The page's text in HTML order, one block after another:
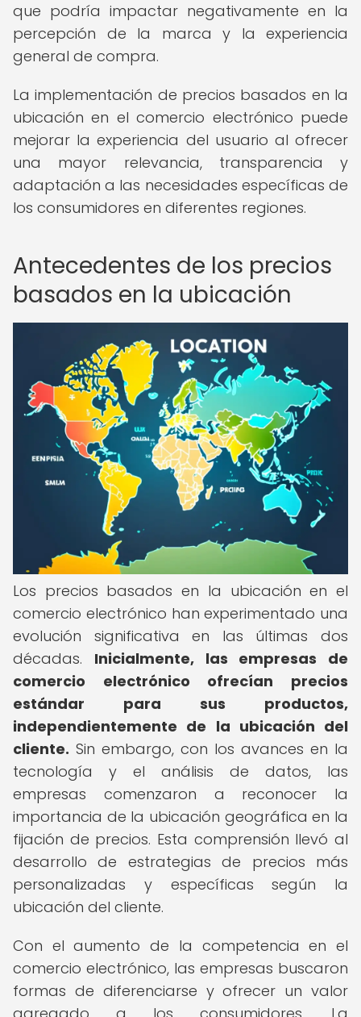
que podría impactar negativamente en la
percepción de la marca y la experiencia
general de compra.
La implementación de precios basados en la
ubicación en el comercio electrónico puede
mejorar la experiencia del usuario al ofrecer
una mayor relevancia, transparencia y
adaptación a las necesidades específicas de
los consumidores en diferentes regiones.
Antecedentes de los precios
basados en la ubicación
Los precios basados en la ubicación en el
comercio electrónico han experimentado una
evolución significativa en las últimas dos
décadas. Inicialmente, las empresas de
comercio electrónico ofrecían precios
estándar para sus productos,
independientemente de la ubicación del
cliente. Sin embargo, con los avances en la
tecnología y el análisis de datos, las
empresas comenzaron a reconocer la
importancia de la ubicación geográfica en la
fijación de precios. Esta comprensión llevó al
desarrollo de estrategias de precios más
personalizadas y específicas según la
ubicación del cliente.
Con el aumento de la competencia en el
comercio electrónico, las empresas buscaron
formas de diferenciarse y ofrecer un valor